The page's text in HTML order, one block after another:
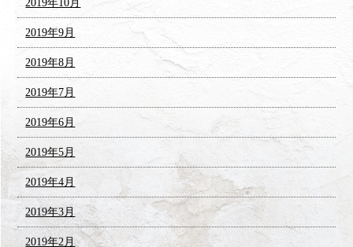
2019年10月
2019年9月
2019年8月
2019年7月
2019年6月
2019年5月
2019年4月
2019年3月
2019年2月